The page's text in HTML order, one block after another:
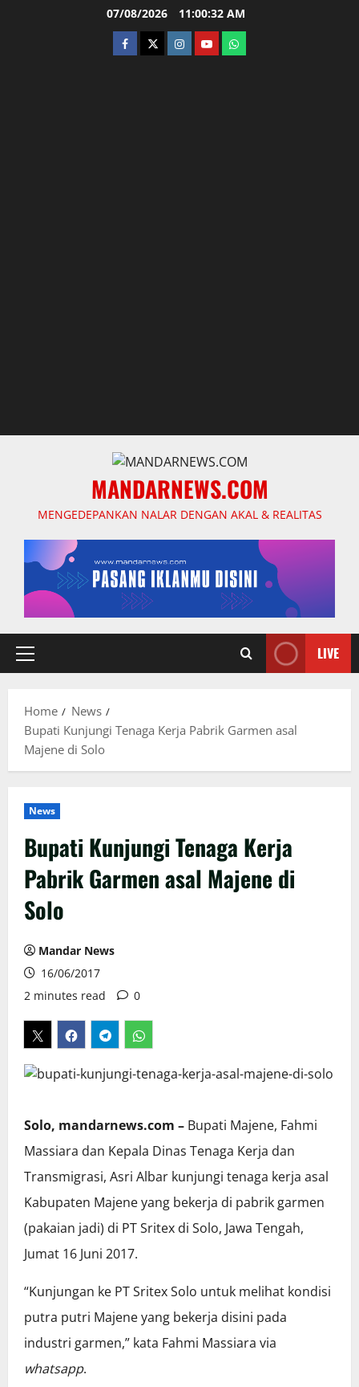
07/08/2026 11:00:32 AM
facebooktwitterinstagram.com
youtubewhatsapp
MANDARNEWS.COM
MENGEDEPANKAN NALAR DENGAN AKAL & REALITAS
Primary
LIVE
Home
News
Bupati Kunjungi Tenaga Kerja Pabrik Garmen asal
Majene di Solo
News
Bupati Kunjungi Tenaga Kerja
Pabrik Garmen asal Majene di
Solo
Mandar News
16/06/2017
2 minutes read
0
Solo, mandarnews.com – Bupati Majene, Fahmi
Massiara dan Kepala Dinas Tenaga Kerja dan
Transmigrasi, Asri Albar kunjungi tenaga kerja asal
Kabupaten Majene yang bekerja di pabrik garmen
(pakaian jadi) di PT Sritex di Solo, Jawa Tengah,
Jumat 16 Juni 2017.
“Kunjungan ke PT Sritex Solo untuk melihat kondisi
putra putri Majene yang bekerja disini pada
industri garmen,” kata Fahmi Massiara via
whatsapp.